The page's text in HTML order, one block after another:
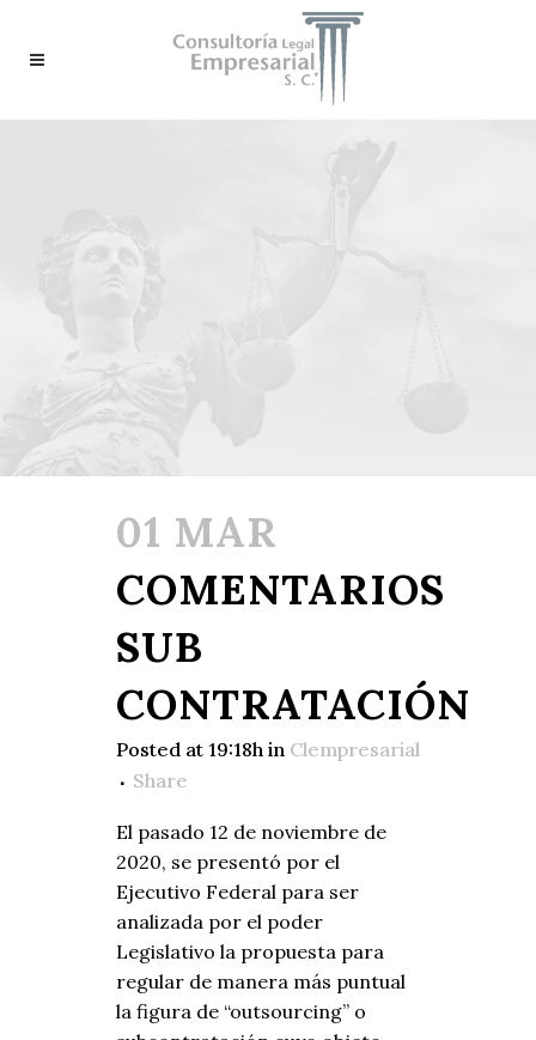
01 MAR
COMENTARIOS
SUB
CONTRATACIÓN
Posted at 19:18h in Clempresarial
Share
El pasado 12 de noviembre de
2020, se presentó por el
Ejecutivo Federal para ser
analizada por el poder
Legislativo la propuesta para
regular de manera más puntual
la figura de “outsourcing” o